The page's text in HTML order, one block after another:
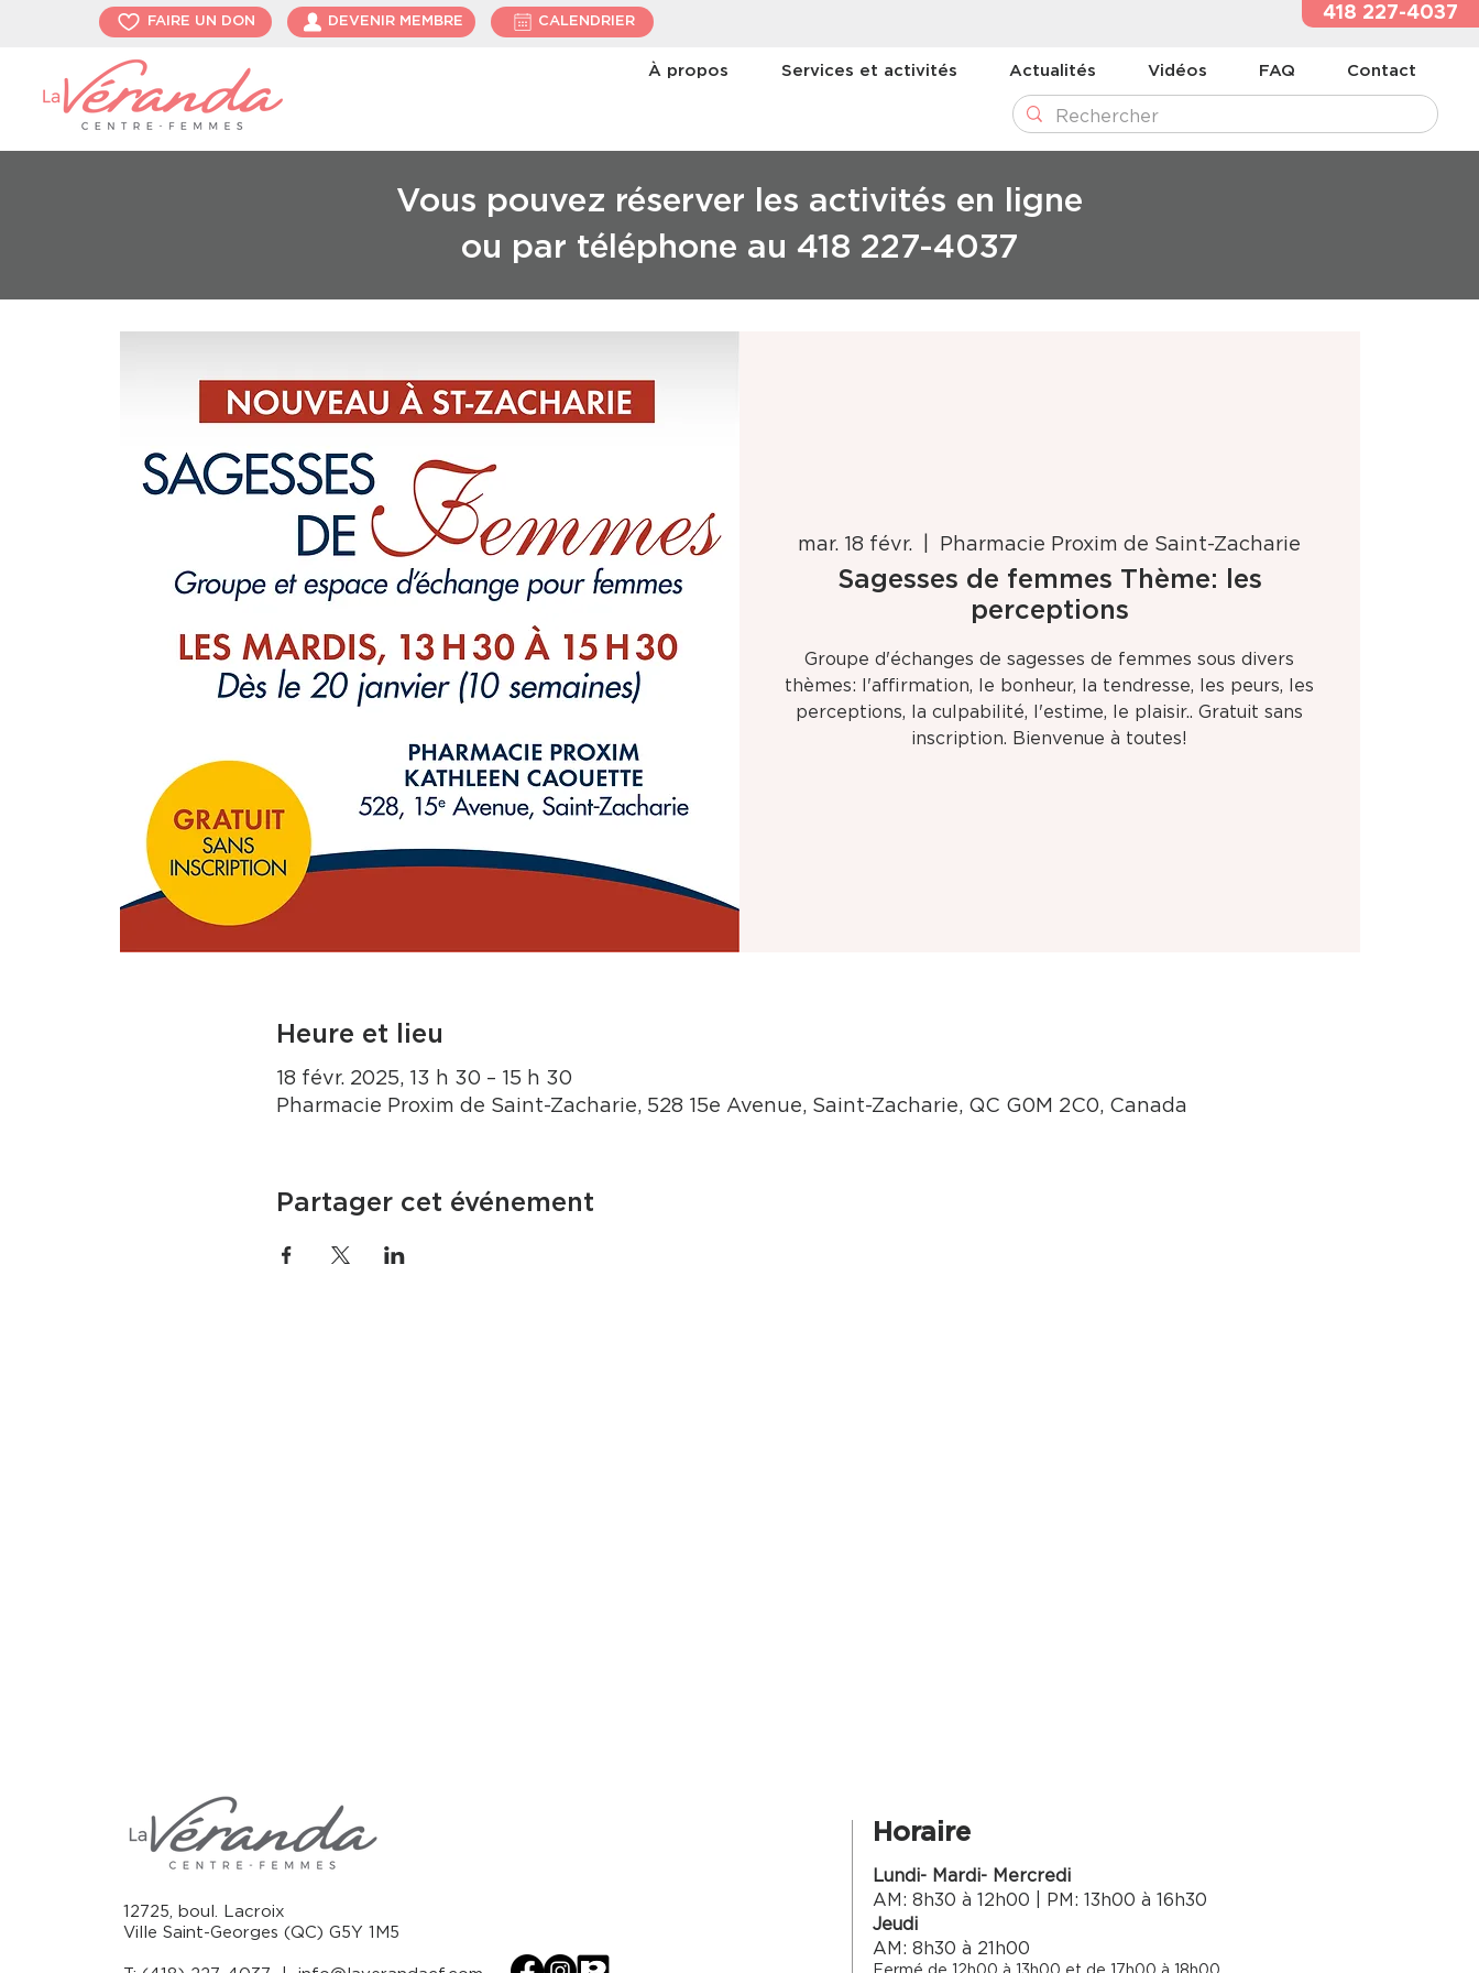
418 227-4037
FAIRE UN DON DEVENIR MEMBRE CALENDRIER
À propos Services et activités Actualités Vidéos FAQ Contact
Vous pouvez réserver les activités en ligne
ou par téléphone au 418 227-4037
mar. 18 févr. Pharmacie Proxim de Saint-Zacharie
Sagesses de femmes Thème: les
perceptions
Groupe d'échanges de sagesses de femmes sous divers
thèmes: l'affirmation, le bonheur, la tendresse, les peurs, les
perceptions, la culpabilité, l'estime, le plaisir.. Gratuit sans
inscription. Bienvenue à toutes!
Heure et lieu
18 févr. 2025, 13 h 30 – 15 h 30
Pharmacie Proxim de Saint-Zacharie, 528 15e Avenue, Saint-Zacharie, QC G0M 2C0, Canada
Partager cet événement
12725, boul. Lacroix
Ville Saint-Georges (QC) G5Y 1M5
Horaire
Lundi- Mardi- Mercredi
AM: 8h30 à 12h00 | PM: 13h00 à 16h30​
Jeudi
AM: 8h30 à 21h00